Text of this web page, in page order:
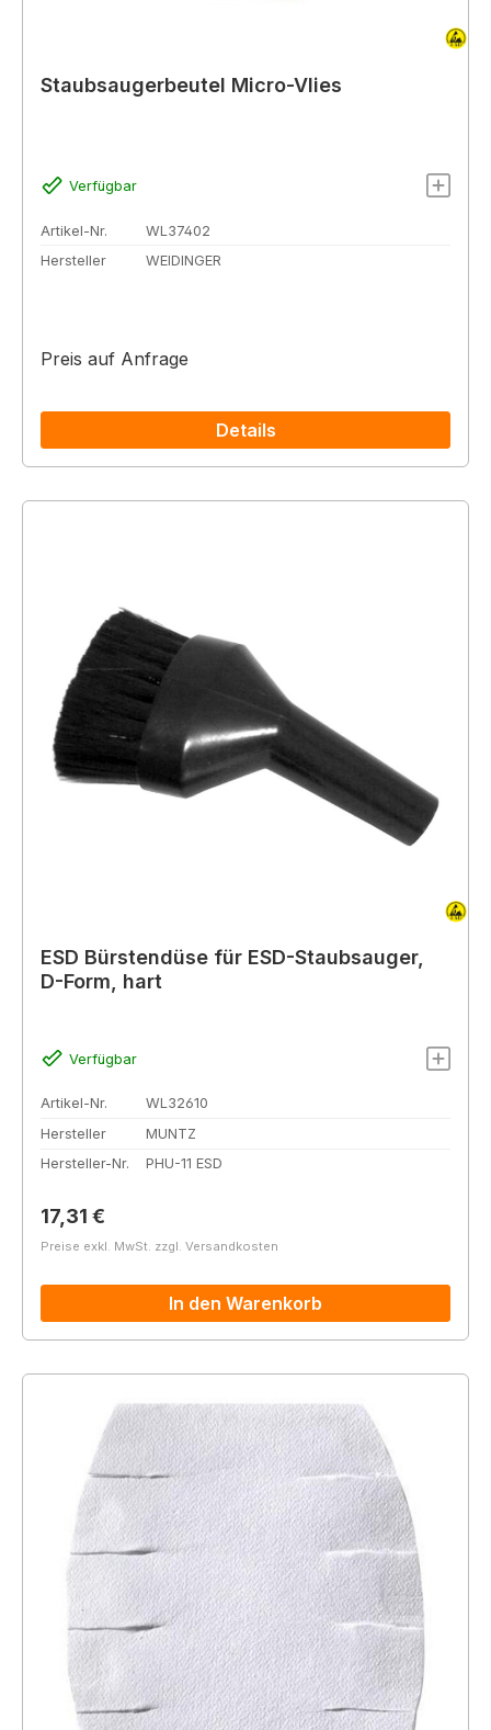
Staubsaugerbeutel Micro-Vlies
Verfügbar
Artikel-Nr.
WL37402
Hersteller
WEIDINGER
Preis auf Anfrage
Details
ESD Bürstendüse für ESD-Staubsauger,
D-Form, hart
Verfügbar
Artikel-Nr.
WL32610
Hersteller
MUNTZ
Hersteller-Nr.
PHU-11 ESD
Regulärer Preis:
17,31 €
Preise exkl. MwSt. zzgl. Versandkosten
In den Warenkorb